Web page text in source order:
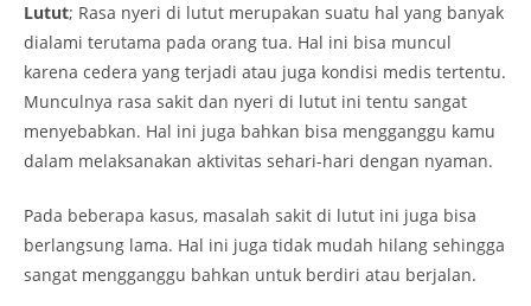
Lutut; Rasa nyeri di lutut merupakan suatu hal yang banyak
dialami terutama pada orang tua. Hal ini bisa muncul
karena cedera yang terjadi atau juga kondisi medis tertentu.
Munculnya rasa sakit dan nyeri di lutut ini tentu sangat
menyebabkan. Hal ini juga bahkan bisa mengganggu kamu
dalam melaksanakan aktivitas sehari-hari dengan nyaman.
Pada beberapa kasus, masalah sakit di lutut ini juga bisa
berlangsung lama. Hal ini juga tidak mudah hilang sehingga
sangat mengganggu bahkan untuk berdiri atau berjalan.